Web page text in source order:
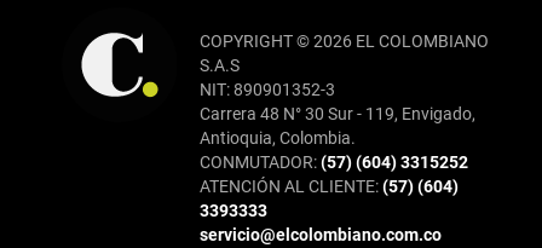
COPYRIGHT © 2026 EL COLOMBIANO
S.A.S
NIT: 890901352-3
Carrera 48 N° 30 Sur - 119, Envigado,
Antioquia, Colombia.
CONMUTADOR:(57) (604) 3315252
ATENCIÓN AL CLIENTE:(57) (604)
3393333
servicio@elcolombiano.com.co